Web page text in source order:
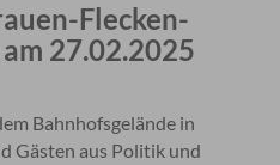
Flecken-
27.02.2025
Bahnhofsgelände in
Gästen aus Politik und